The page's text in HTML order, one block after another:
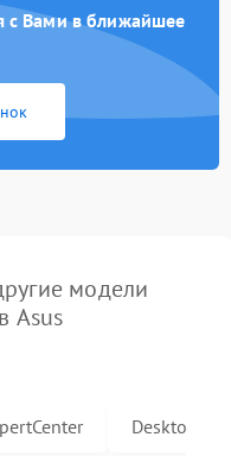
с Вами в ближайшее
модели
Asus
Desktop